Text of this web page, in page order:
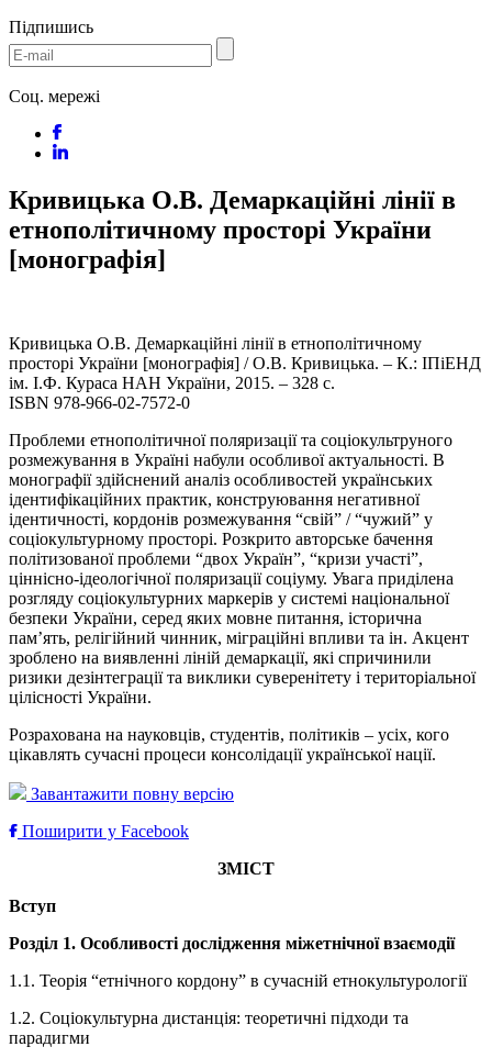
Підпишись
Соц. мережі
Кривицька О.В. Демаркаційні лінії в
етнополітичному просторі України
[монографія]
Кривицька О.В. Демаркаційні лінії в етнополітичному
просторі України [монографія] / О.В. Кривицька. – К.: ІПіЕНД
ім. І.Ф. Кураса НАН України, 2015. – 328 с.
ISBN 978-966-02-7572-0
Проблеми етнополітичної поляризації та соціокультруного
розмежування в Україні набули особливої актуальності. В
монографії здійснений аналіз особливостей українських
ідентифікаційних практик, конструювання негативної
ідентичності, кордонів розмежування “свій” / “чужий” у
соціокультурному просторі. Розкрито авторське бачення
політизованої проблеми “двох Україн”, “кризи участі”,
ціннісно-ідеологічної поляризації соціуму. Увага приділена
розгляду соціокультурних маркерів у системі національної
безпеки України, серед яких мовне питання, історична
пам’ять, релігійний чинник, міграційні впливи та ін. Акцент
зроблено на виявленні ліній демаркації, які спричинили
ризики дезінтеграції та виклики суверенітету і територіальної
цілісності України.
Розрахована на науковців, студентів, політиків – усіх, кого
цікавлять сучасні процеси консолідації української нації.
Завантажити повну версію
Поширити у Facebook
ЗМІСТ
Вступ
Розділ 1. Особливості дослідження міжетнічної взаємодії
1.1. Теорія “етнічного кордону” в сучасній етнокультурології
1.2. Соціокультурна дистанція: теоретичні підходи та
парадигми